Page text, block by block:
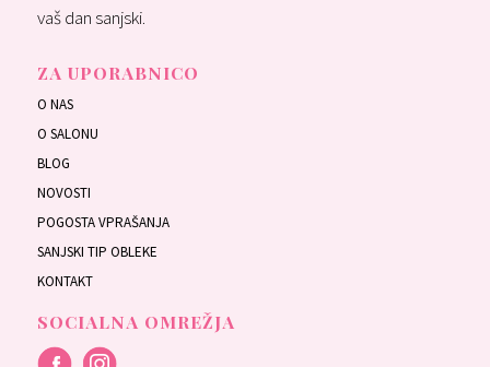
vaš dan sanjski.
ZA UPORABNICO
O NAS
O SALONU
BLOG
NOVOSTI
POGOSTA VPRAŠANJA
SANJSKI TIP OBLEKE
KONTAKT
SOCIALNA OMREŽJA